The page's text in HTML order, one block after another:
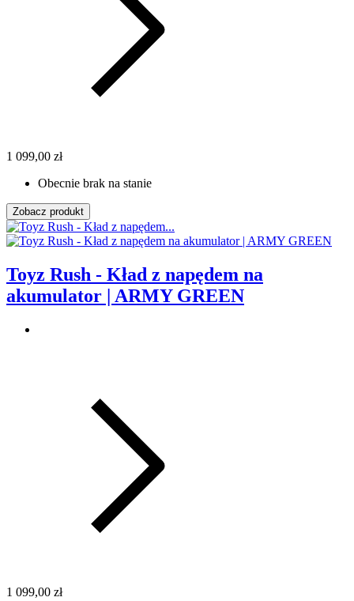
1 099,00 zł
Obecnie brak na stanie
Zobacz produkt
Toyz Rush - Kład z napędem na
akumulator | ARMY GREEN
1 099,00 zł